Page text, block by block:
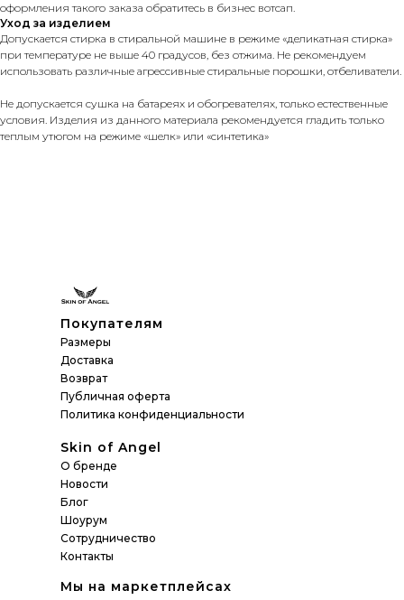
оформления такого заказа обратитесь в бизнес вотсап.
Уход за изделием
Допускается стирка в стиральной машине в режиме «деликатная стирка»
при температуре не выше 40 градусов, без отжима. Не рекомендуем
использовать различные агрессивные стиральные порошки, отбеливатели.
Не допускается сушка на батареях и обогревателях, только естественные
условия. Изделия из данного материала рекомендуется гладить только
теплым утюгом на режиме «шелк» или «синтетика»
Покупателям
Размеры
Доставка
Шоурум
Новости
Блог
Контакты
Сотрудничество
О бренде
Публичная оферта
Политика конфиденциальности
Возврат
Skin of Angel
Мы на маркетплейсах